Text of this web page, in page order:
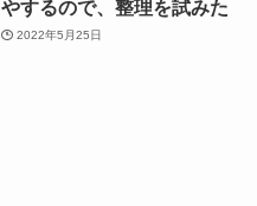
やするので、整理を試みた
2022年5月25日